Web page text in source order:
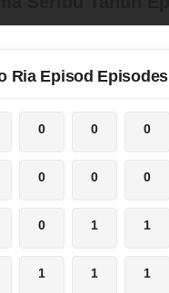
Ria Episod Episodes
0 0 0
0 0 0
0 1 1
1 1 1